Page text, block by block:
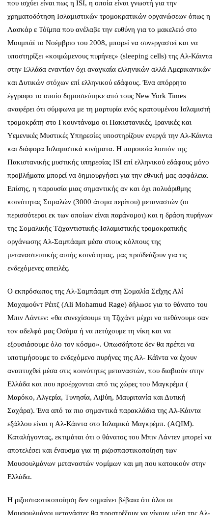
που ισχύει είναι πως η ISI, η οποία είναι γνωστή για την
χρηματοδότηση Ισλαμιστικών τρομοκρατικών οργανώσεων όπως η
Λασκάρ ε Τόϊμπα που ανέλαβε την ευθύνη για το μακελειό στο
Μουμπάϊ το Νοέμβριο του 2008, μπορεί να συνεργαστεί και να
υποστηρίξει «κοιμώμενους πυρήνες» (sleeping cells) της Αλ-Κάιντα
στην Ελλάδα εναντίον όχι αναγκαία ελληνικών αλλά Αμερικανικών
και Δυτικών στόχων επί ελληνικού εδάφους. Ένα απόρρητο
έγγραφο το οποίο δημοσιεύτηκε από τους New York Times
αναφέρει ότι σύμφωνα με τη μαρτυρία ενός κρατουμένου Ισλαμιστή
τρομοκράτη στο Γκουντάναμο οι Πακιστανικές, Ιρανικές και
Υεμενικές Μυστικές Υπηρεσίες υποστηρίζουν ενεργά την Αλ-Κάιντα
και διάφορα Ισλαμιστικά κινήματα. Η παρουσία λοιπόν της
Πακιστανικής μυστικής υπηρεσίας ISI επί ελληνικού εδάφους μόνο
προβλήματα μπορεί να δημιουργήσει για την εθνική μας ασφάλεια.
Επίσης, η παρουσία μιας σημαντικής αν και όχι πολυάριθμης
κοινότητας Σομαλών (3000 άτομα περίπου) μεταναστών (οι
περισσότεροι εκ των οποίων είναι παράνομοι) και η δράση πυρήνων
της Σομαλικής Τζιχαντιστικής-Ισλαμιστικής τρομοκρατικής
οργάνωσης Αλ-Σαμπάαμπ μέσα στους κόλπους της
μεταναστευτικής αυτής κοινότητας, μας προϊδεάζουν για τις
ενδεχόμενες απειλές.
Ο εκπρόσωπος της Αλ-Σαμπάαμπ στη Σομαλία Σεΐχης Αλί
Μοχαμούντ Ρέιτζ (Ali Mohamud Rage) δήλωσε για το θάνατο του
Μπιν Λάντεν: «θα συνεχίσουμε τη Τζιχάντ μέχρι να πεθάνουμε σαν
τον αδελφό μας Οσάμα ή να πετύχουμε τη νίκη και να
εξουσιάσουμε όλο τον κόσμο». Οπωσδήποτε δεν θα πρέπει να
υποτιμήσουμε το ενδεχόμενο πυρήνες της Αλ- Κάϊντα να έχουν
αναπτυχθεί μέσα στις κοινότητες μεταναστών, που διαβιούν στην
Ελλάδα και που προέρχονται από τις χώρες του Μαγκρέμπ (
Μαρόκο, Αλγερία, Τυνησία, Λιβύη, Μαυριτανία και Δυτική
Σαχάρα). Ένα από τα πιο σημαντικά παρακλάδια της Αλ-Κάιντα
εξάλλου είναι η Αλ-Κάιντα στο Ισλαμικό Μαγκρέμπ. (ΑQIM).
Καταλήγοντας, εκτιμάται ότι ο θάνατος του Μπιν Λάντεν μπορεί να
αποτελέσει και έναυσμα για τη ριζοσπαστικοποίηση των
Μουσουλμάνων μεταναστών νομίμων και μη που κατοικούν στην
Ελλάδα.
Η ριζοσπαστικοποίηση δεν σημαίνει βέβαια ότι όλοι οι
Μουσουλμάνοι μετανάστες θα προστρέξουν να γίνουν μέλη της Αλ-